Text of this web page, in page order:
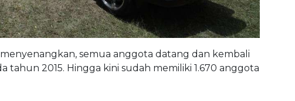
semua anggota datang dan kembali
2015. Hingga kini sudah memiliki 1.670 anggota